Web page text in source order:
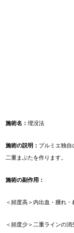
施術名：埋没法
施術の説明： プルミエ独自
二重まぶたを作ります。
施術の副作用：
＜頻度高＞ 内出血・腫れ・
＜頻度少＞ 二重ラインの消